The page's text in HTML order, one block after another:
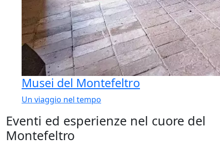
Musei del Montefeltro
Un viaggio nel tempo
Eventi ed esperienze nel cuore del
Montefeltro